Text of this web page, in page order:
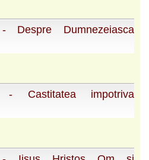
Despre Dumnezeiasca
- Castitatea impotriva